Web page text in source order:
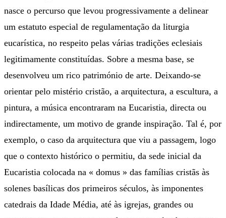
nasce o percurso que levou progressivamente a delinear
um estatuto especial de regulamentação da liturgia
eucarística, no respeito pelas várias tradições eclesiais
legitimamente constituídas. Sobre a mesma base, se
desenvolveu um rico património de arte. Deixando-se
orientar pelo mistério cristão, a arquitectura, a escultura, a
pintura, a música encontraram na Eucaristia, directa ou
indirectamente, um motivo de grande inspiração. Tal é, por
exemplo, o caso da arquitectura que viu a passagem, logo
que o contexto histórico o permitiu, da sede inicial da
Eucaristia colocada na « domus » das famílias cristãs às
solenes basílicas dos primeiros séculos, às imponentes
catedrais da Idade Média, até às igrejas, grandes ou